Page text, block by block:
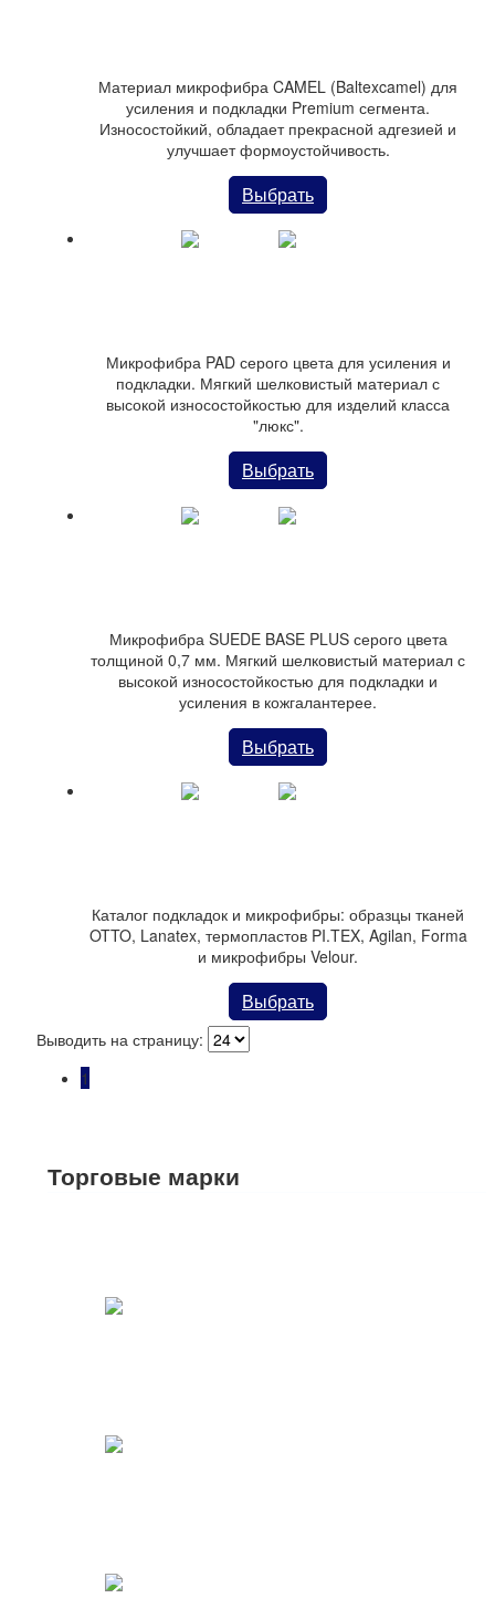
Материал микрофибра CAMEL (Baltexcamel) для
усиления и подкладки Premium сегмента.
Износостойкий, обладает прекрасной адгезией и
улучшает формоустойчивость.
Выбрать
Микрофибра PAD серого цвета для усиления и
подкладки. Мягкий шелковистый материал с
высокой износостойкостью для изделий класса
"люкс".
Выбрать
Микрофибра SUEDE BASE PLUS серого цвета
толщиной 0,7 мм. Мягкий шелковистый материал с
высокой износостойкостью для подкладки и
усиления в кожгалантерее.
Выбрать
Каталог подкладок и микрофибры: образцы тканей
OTTO, Lanatex, термопластов PI.TEX, Agilan, Forma
и микрофибры Velour.
Выбрать
Выводить на страницу:
1
Торговые марки